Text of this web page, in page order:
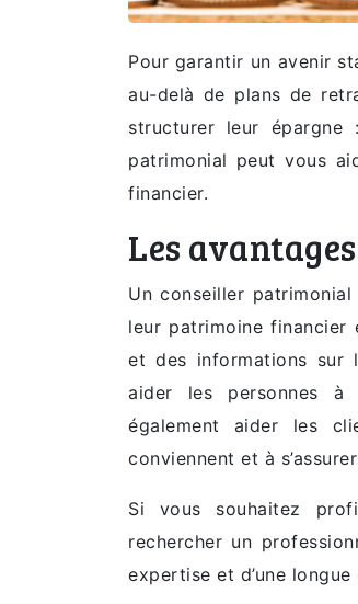
Pour garantir un avenir
au-delà de plans de
structurer leur épargne
patrimonial peut vous
financier.
Les
Un conseiller
leur patrimoine
et des informations sur
aider les personnes à
également aider les
conviennent et à
Si vous souhaitez
rechercher un
expertise et d’une longue